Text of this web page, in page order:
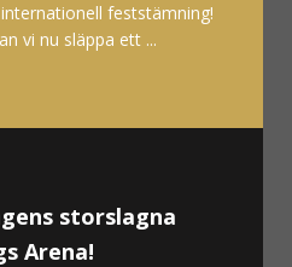
feststämning!
vi nu släppa ett ...
storslagna
Arena!